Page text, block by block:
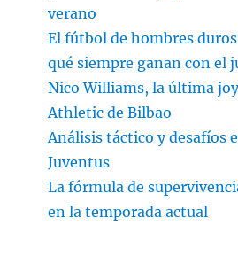
verano
El fútbol de hombres
qué siempre ganan con el
Nico Williams, la última
Athletic de Bilbao
Análisis táctico y desafíos
Juventus
La fórmula de
en la temporada actual